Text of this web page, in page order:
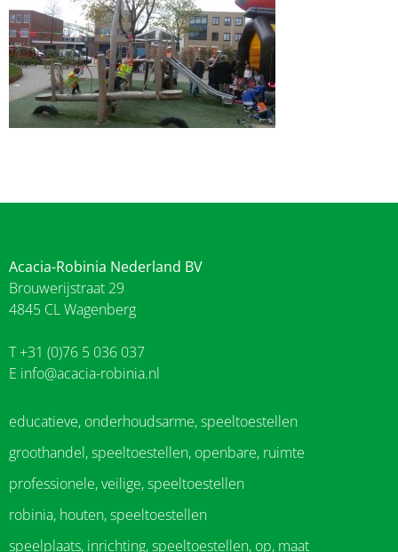
Acacia-Robinia Nederland BV
Brouwerijstraat 29
4845 CL Wagenberg
T +31 (0)76 5 036 037
E info@acacia-robinia.nl
educatieve, onderhoudsarme, speeltoestellen
groothandel, speeltoestellen, openbare, ruimte
professionele, veilige, speeltoestellen
robinia, houten, speeltoestellen
speelplaats, inrichting, speeltoestellen, op, maat